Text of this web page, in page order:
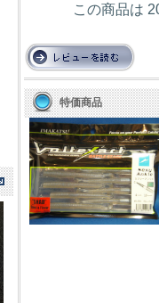
この商品は
特価商品